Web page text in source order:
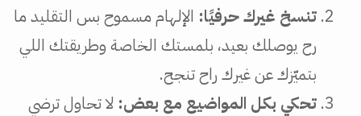
تنسخ غيرك حرفيًا: الإلهام مسموح بس التقليد ما
رح يوصلك بعيد، بلمستك الخاصة وطريقتك اللي
بتميّزك عن غيرك راح تنجح.
تحكي بكل المواضيع مع بعض: لا تحاول ترضي